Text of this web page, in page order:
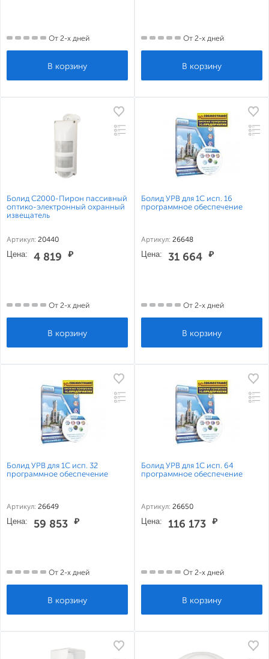
От 2-х дней От 2-х дней
Болид С2000-Пирон пассивный
оптико-электронный охранный
извещатель
Артикул: 20440
Цена: 4 819 ₽
От 2-х дней
Болид УРВ для 1С исп. 16
программное обеспечение
Артикул: 26648
Цена: 31 664 ₽
От 2-х дней
Болид УРВ для 1С исп. 32
программное обеспечение
Артикул: 26649
Цена: 59 853 ₽
От 2-х дней
Болид УРВ для 1С исп. 64
программное обеспечение
Артикул: 26650
Цена: 116 173 ₽
От 2-х дней